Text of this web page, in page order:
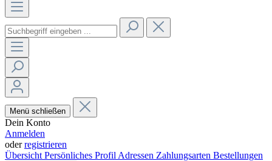
Menü schließen
Dein Konto
Anmelden
oderregistrieren
Übersicht Persönliches Profil Adressen Zahlungsarten Bestellungen